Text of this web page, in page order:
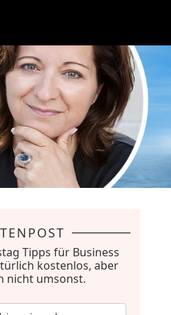
Tipps für Business
kostenlos, aber
nicht umsonst.